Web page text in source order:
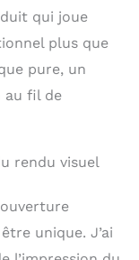
qui joue
plus que
pure, un
au fil de
rendu visuel
unique. J’ai